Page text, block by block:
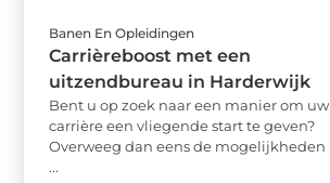
Banen En Opleidingen
Carrièreboost met een
uitzendbureau in Harderwijk
Bent u op zoek naar een manier om uw
carrière een vliegende start te geven?
Overweeg dan eens de mogelijkheden
...